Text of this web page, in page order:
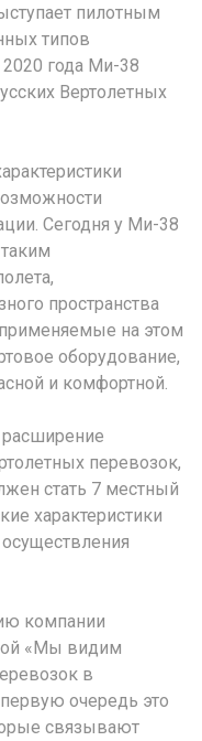
пилотным
типов
года Ми-38
Вертолетных
Сегодня у Ми-38
пространства
на этом
оборудование,
и комфортной.
перевозок,
стать 7 местный
характеристики
компании
«Мы видим
в
очередь это
связывают